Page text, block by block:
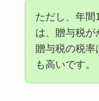
ただし、年間
は、贈与税が
贈与税の税率
も高いです。